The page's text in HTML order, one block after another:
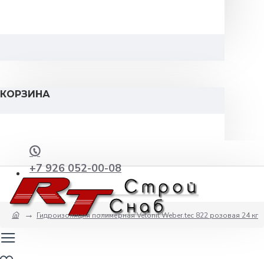
КОРЗИНА
+7 926 052-00-08
Гидроизоляция полимерная Vetonit Weber.tec 822 розовая 24 кг